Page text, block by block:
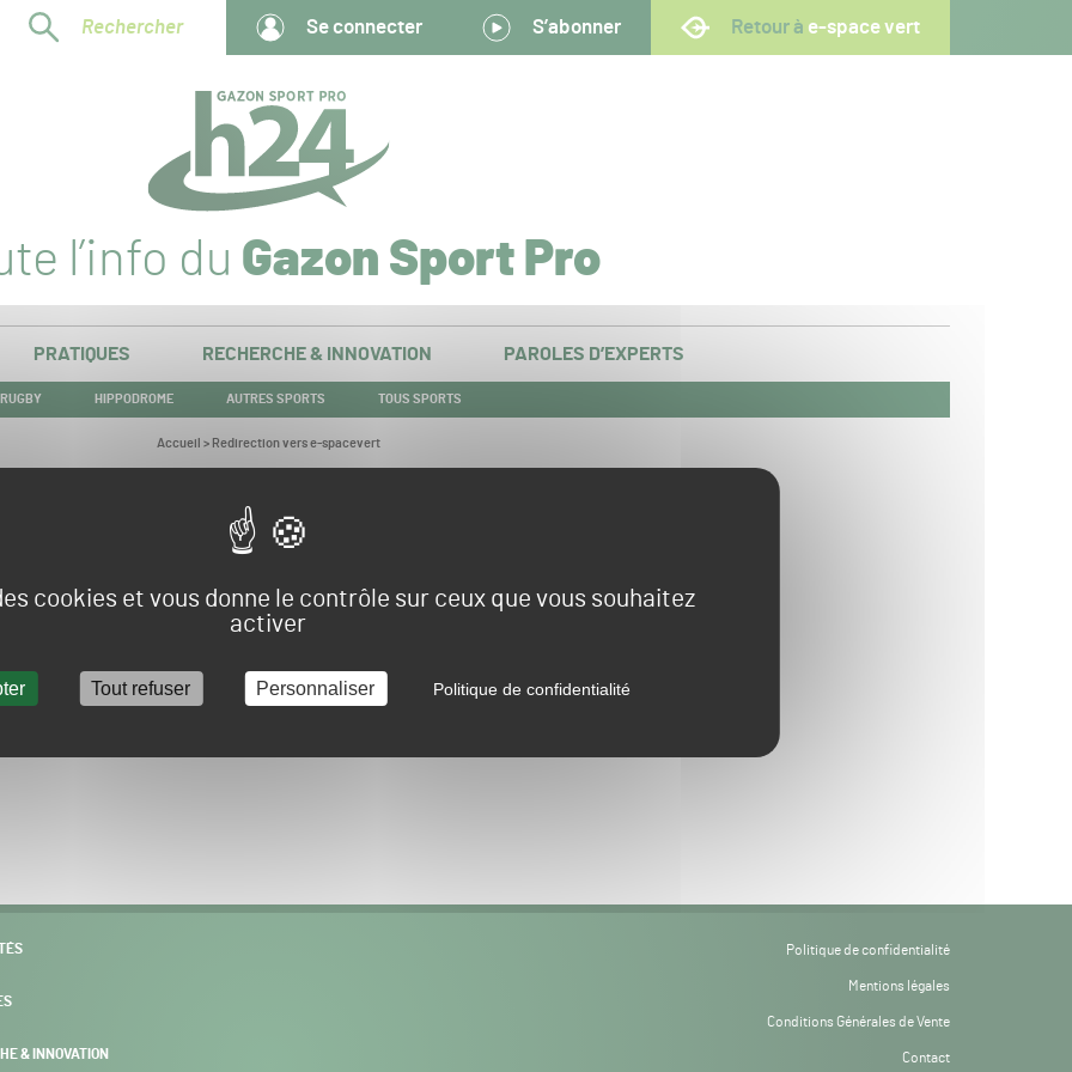
cookies et vous donne le contrôle sur ceux que vous souhaitez
activer
Tout refuser Personnaliser Politique de confidentialité
Rechercher Se connecter S’abonner Retour à e-space vert
l’info du Gazon Sport Pro
PRATIQUES RECHERCHE & INNOVATION PAROLES D’EXPERTS
RUGBY HIPPODROME AUTRES SPORTS TOUS SPORTS
Vous
Accueil > Redirection vers e-spacevert
Redirection vers e-spacevert
POURSUIVRE VERS E-SPACEVERT BY SALONVERT
& INNOVATION
Politique de confidentialité
Mentions légales
Conditions Générales de Vente
Contact